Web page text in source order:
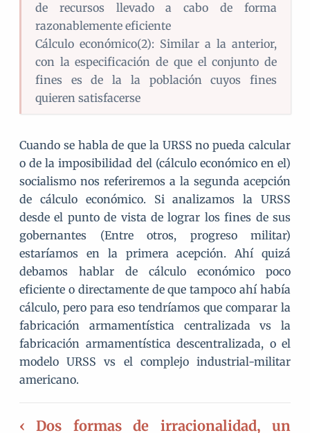
de recursos llevado a cabo de forma
razonablemente eficiente
Cálculo económico(2): Similar a la anterior,
con la especificación de que el conjunto de
fines es de la la población cuyos fines
quieren satisfacerse
Cuando se habla de que la URSS no pueda calcular
o de la imposibilidad del (cálculo económico en el)
socialismo nos referiremos a la segunda acepción
de cálculo económico. Si analizamos la URSS
desde el punto de vista de lograr los fines de sus
gobernantes (Entre otros, progreso militar)
estaríamos en la primera acepción. Ahí quizá
debamos hablar de cálculo económico poco
eficiente o directamente de que tampoco ahí había
cálculo, pero para eso tendríamos que comparar la
fabricación armamentística centralizada vs la
fabricación armamentística descentralizada, o el
modelo URSS vs el complejo industrial-militar
americano.
‹ Dos formas de irracionalidad, un